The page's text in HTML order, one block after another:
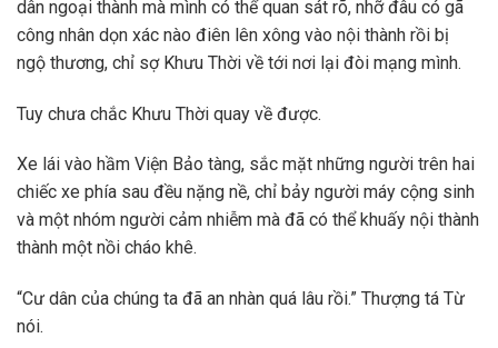
dân ngoại thành mà mình có thể quan sát rõ, nhỡ đâu có gã
công nhân dọn xác nào điên lên xông vào nội thành rồi bị
ngộ thương, chỉ sợ Khưu Thời về tới nơi lại đòi mạng mình.
Tuy chưa chắc Khưu Thời quay về được.
Xe lái vào hầm Viện Bảo tàng, sắc mặt những người trên hai
chiếc xe phía sau đều nặng nề, chỉ bảy người máy cộng sinh
và một nhóm người cảm nhiễm mà đã có thể khuấy nội thành
thành một nồi cháo khê.
“Cư dân của chúng ta đã an nhàn quá lâu rồi.” Thượng tá Từ
nói.